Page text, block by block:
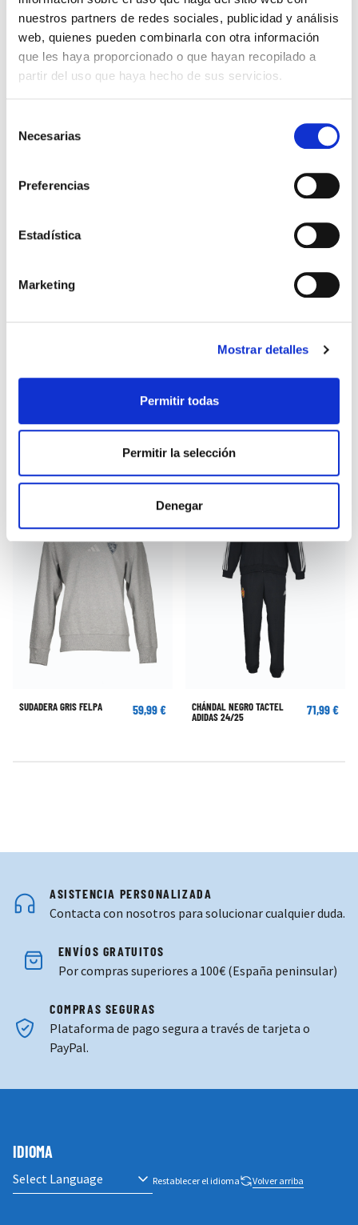
nuestros partners de redes sociales, publicidad y análisis
web, quienes pueden combinarla con otra información
que les haya proporcionado o que hayan recopilado a
partir del uso que haya hecho de sus servicios.
Necesarias
Preferencias
Estadística
Marketing
Mostrar detalles
Permitir todas
Permitir la selección
Denegar
ZARAGOZA
29,99 €
49,99 €
PANTALÓN LARGO ALGODÓN
GRIS
55,00 € CHÁNDAL CASUAL CARIÑENA 74,99 €
SUDADERA GRIS FELPA 59,99 €
CHÁNDAL NEGRO TACTEL
ADIDAS 24/25
71,99 €
ASISTENCIA PERSONALIZADA
Contacta con nosotros para solucionar cualquier duda.
ENVÍOS GRATUITOS
Por compras superiores a 100€ (España peninsular)
COMPRAS SEGURAS
Plataforma de pago segura a través de tarjeta o
PayPal.
IDIOMA
Restablecer el idioma Volver arriba